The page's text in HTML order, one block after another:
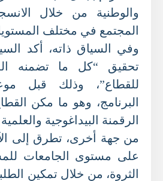
والوطنية من خلال
المجتمع في مختلف
وفي السياق ذاته، أكد
تحقيق “كل ما تضمنه
للقطاع”، وذلك قبل
البرنامج، وهو ما مكن
الرقمنة البيداغوجية والعلمية
من جهة أخرى، تطرق إلى
على مستوى الجامعات
الثروة، من خلال تمكين